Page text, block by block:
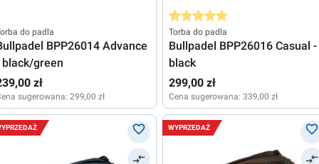
do padla
BPP26014 Advance
black/green
zł
sugerowana: 299,00 zł
Średnia ocena 5 z 5 gwiazdek
Torba do padla
Bullpadel BPP26016 Casual -
black
299,00 zł
Cena sugerowana: 339,00 zł
WYPRZEDAŻ